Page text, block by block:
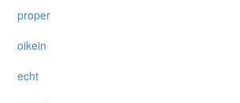
proper
oikein
echt